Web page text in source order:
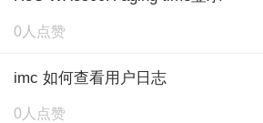
0人点赞
imc 如何查看用户日志
0人点赞